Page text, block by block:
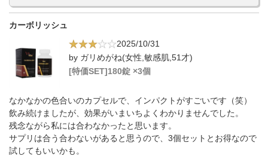
カーボリッシュ
2025/10/31
by ガリめがね(女性,敏感肌,51才)
[特価SET]180錠 ×3個
なかなかの色合いのカプセルで、インパクトがすごいです（笑）
飲み続けましたが、効果がいまいちよくわかりませんでした。
残念ながら私には合わなかったと思います。
サプリは合う合わないがあると思うので、3個セットとお得なので
試してもいいかも。